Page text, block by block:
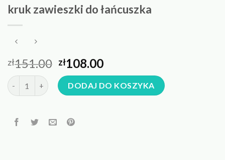
kruk zawieszki do łańcuszka
zł151.00 zł108.00
ilość kruk zawieszki do łańcuszka
DODAJ DO KOSZYKA